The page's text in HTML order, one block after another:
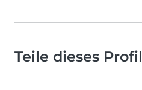
Teile dieses Profil